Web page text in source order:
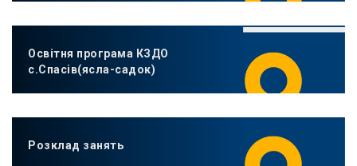
Освітня програма КЗДО
с.Спасів(ясла-садок)
Розклад занять